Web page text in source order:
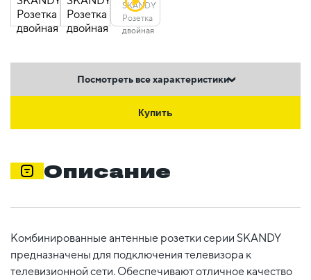
Посмотреть все характеристики
Купить
Описание
Комбинированные антенные розетки серии SKANDY
предназначены для подключения телевизора к
телевизионной сети. Обеспечивают отличное качество